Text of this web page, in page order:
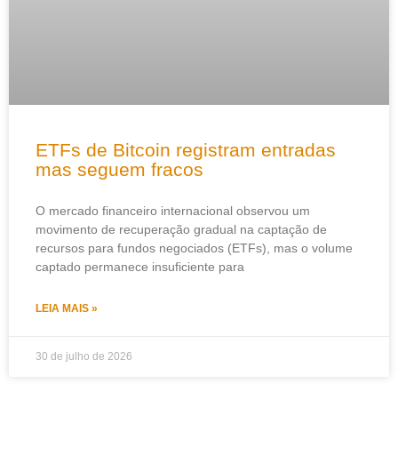
ETFs de Bitcoin registram entradas
mas seguem fracos
O mercado financeiro internacional observou um
movimento de recuperação gradual na captação de
recursos para fundos negociados (ETFs), mas o volume
captado permanece insuficiente para
LEIA MAIS »
30 de julho de 2026